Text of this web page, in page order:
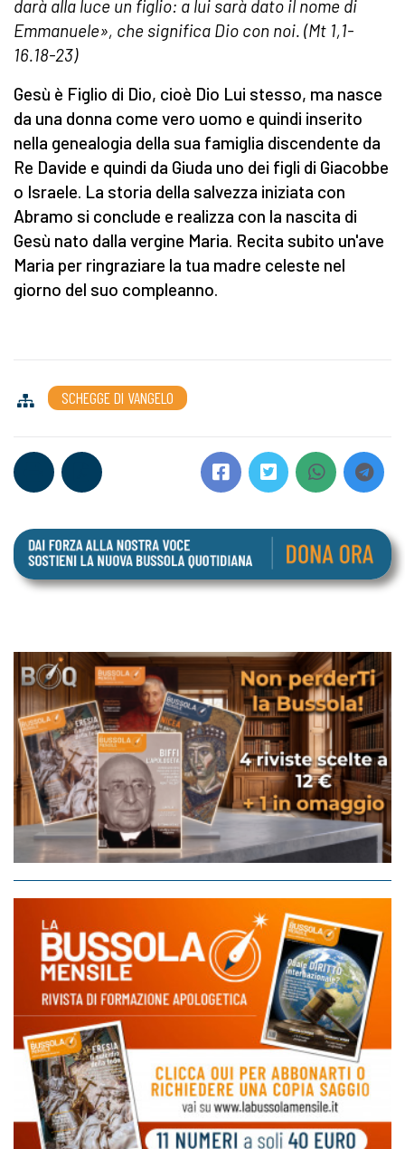
darà alla luce un figlio: a lui sarà dato il nome di
Emmanuele», che significa Dio con noi. (Mt 1,1-
16.18-23)
Gesù è Figlio di Dio, cioè Dio Lui stesso, ma nasce
da una donna come vero uomo e quindi inserito
nella genealogia della sua famiglia discendente da
Re Davide e quindi da Giuda uno dei figli di Giacobbe
o Israele. La storia della salvezza iniziata con
Abramo si conclude e realizza con la nascita di
Gesù nato dalla vergine Maria. Recita subito un'ave
Maria per ringraziare la tua madre celeste nel
giorno del suo compleanno.
SCHEGGE DI VANGELO